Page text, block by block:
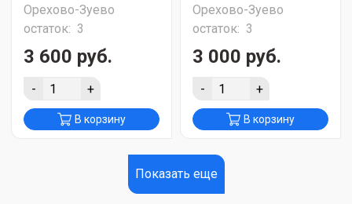
Орехово-Зуево
остаток: 3
3 600 руб.
- +
В корзину
Орехово-Зуево
остаток: 3
3 000 руб.
- +
В корзину
Показать еще